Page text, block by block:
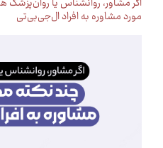
مورد مشاوره به افراد ال‌جی‌بی‌تی